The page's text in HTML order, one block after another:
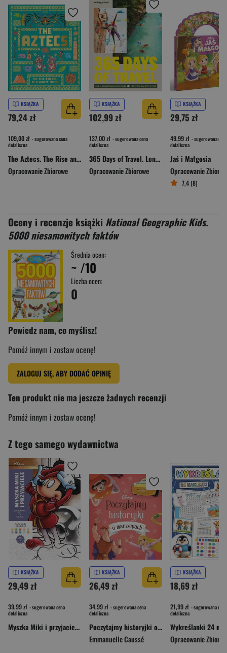
KSIĄŻKA
79,24 zł
109,00 zł - sugerowana cena
detaliczna
The Aztecs. The Rise and Fall of a Mighty Empire
Opracowanie Zbiorowe
KSIĄŻKA
102,99 zł
137,00 zł - sugerowana cena
detaliczna
365 Days of Travel. Lonely Planet
Opracowanie Zbiorowe
KSIĄŻKA
29,75 zł
49,99 zł - sugerowana cena
detaliczna
Jaś i Małgosia
Opracowanie
7,4 (8)
Oceny i recenzje książki National Geographic Kids.
5000 niesamowitych faktów
Średnia ocen:
~ /10
Liczba ocen:
0
Powiedz nam, co myślisz!
Pomóż innym i zostaw ocenę!
ZALOGUJ SIĘ, ABY DODAĆ OPINIĘ
Ten produkt nie ma jeszcze żadnych recenzji
Pomóż innym i zostaw ocenę!
Z tego samego wydawnictwa
KSIĄŻKA
29,49 zł
39,99 zł - sugerowana cena
detaliczna
Myszka Miki i przyjaciele. Disney. Zagadkowe rysunki. Kolorowanka antystresowa. Art therapy
KSIĄŻKA
26,49 zł
34,99 zł - sugerowana cena
detaliczna
Poczytajmy historyjki o marzeniach. Disney
Emmanuelle Caussé
KSIĄŻKA
18,69 zł
21,99 zł - sugerowana cena
detaliczna
Wykreślanki 24
Opracowanie